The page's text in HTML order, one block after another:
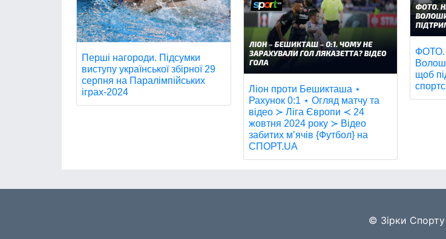
Перші нагороди. Підсумки
виступу української збірної 29
серпня на Паралімпійських
іграх-2024
Ліон проти Бешикташа ⋆
Рахунок 0:1 ⋆ Огляд матчу та
відео ≻ Ліга Європи ≺ 24
жовтня 2024 року ≻ Відео
забитих м’ячів {Футбол} на
СПОРТ.UA
ФОТО.
щоб
© Зірки Спорту